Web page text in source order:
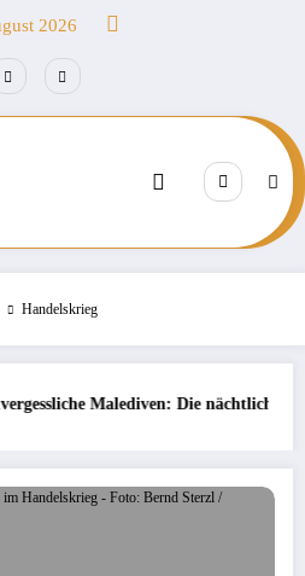
2026
Handelskrieg
nächtliche Unterwasserwelt beim